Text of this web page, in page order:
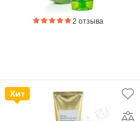
2 отзыва
Хит